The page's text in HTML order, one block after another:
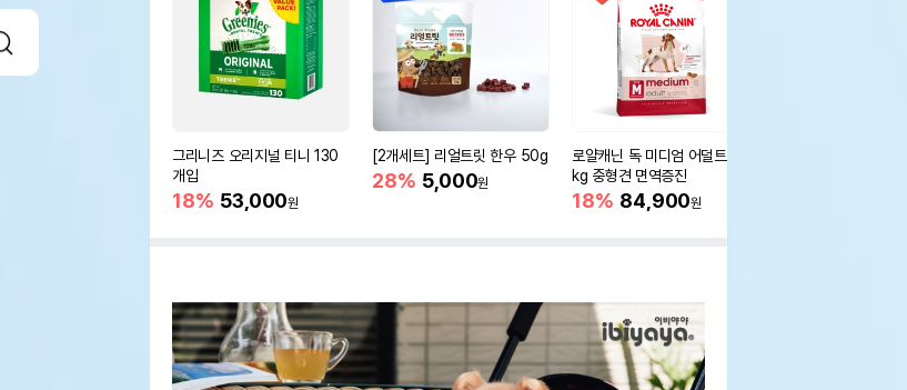
그리니즈 오리지널 티니 130
개입
18% 53,000원
[2개세트] 리얼트릿 한우 50g
28% 5,000원
로얄캐닌 독 미디엄 어덜트 10
kg 중형견 면역증진
18% 84,900원